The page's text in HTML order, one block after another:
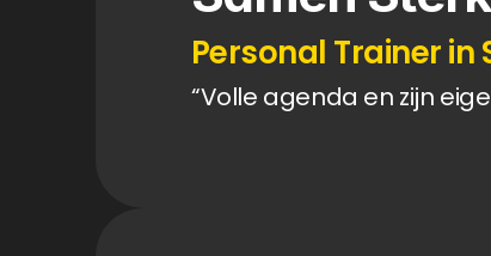
Personal Trainer in
“Volle agenda en zijn